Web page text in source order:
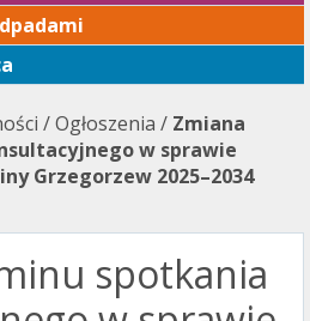
/Ogłoszenia / Zmiana
w sprawie
Grzegorzew 2025–2034
spotkania